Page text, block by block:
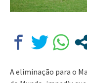
A eliminação para o